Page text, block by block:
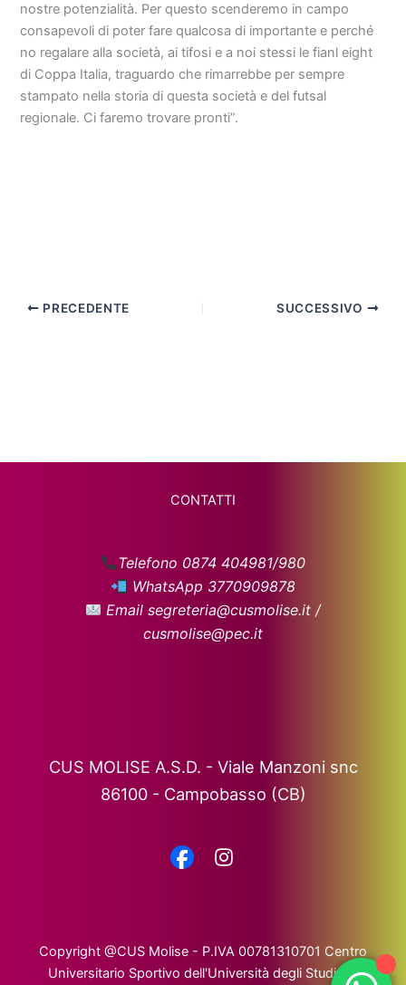
nostre potenzialità. Per questo scenderemo in campo
consapevoli di poter fare qualcosa di importante e perché
no regalare alla società, ai tifosi e a noi stessi le fianl eight
di Coppa Italia, traguardo che rimarrebbe per sempre
stampato nella storia di questa società e del futsal
regionale. Ci faremo trovare pronti”.
PRECEDENTE SUCCESSIVO
CONTATTI
Telefono 0874 404981/980
WhatsApp 3770909878
Email segreteria@cusmolise.it /
cusmolise@pec.it
CUS MOLISE A.S.D. - Viale Manzoni snc
86100 - Campobasso (CB)
Copyright @CUS Molise - P.IVA 00781310701 Centro
Universitario Sportivo dell'Università degli Studi del